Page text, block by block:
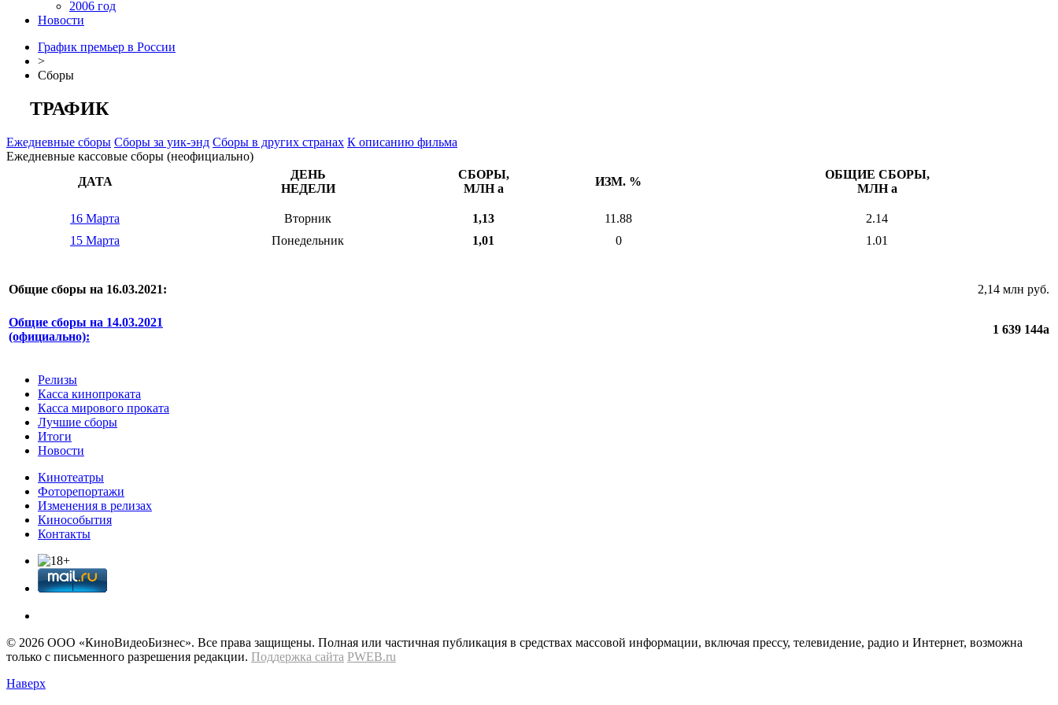
2006 год
Новости
График премьер в России
>
Сборы
ТРАФИК
Ежедневные сборы Сборы за уик-энд Сборы в других странах К описанию фильма
Ежедневные кассовые сборы (неофициально)
ДАТА
ДЕНЬ
НЕДЕЛИ
СБОРЫ,
МЛНa
ИЗМ. %
ОБЩИЕ СБОРЫ,
МЛНa
16 Марта Вторник 1,13 11.88
2.14
15 Марта
Понедельник 1,01 0 1.01
Общие сборы на 16.03.2021: 2,14 млн руб.
Общие сборы на 14.03.2021
(официально):
1 639 144a
Релизы
Касса кинопроката
Касса мирового проката
Лучшие сборы
Итоги
Новости
Кинотеатры
Фоторепортажи
Изменения в релизах
Кинособытия
Контакты
© 2026 OOО «КиноВидеоБизнес». Все права защищены. Полная или частичная публикация в средствах массовой информации, включая прессу, телевидение, радио и Интернет, возможна
только с письменного разрешения редакции. Поддержка сайта PWEB.ru
Наверх